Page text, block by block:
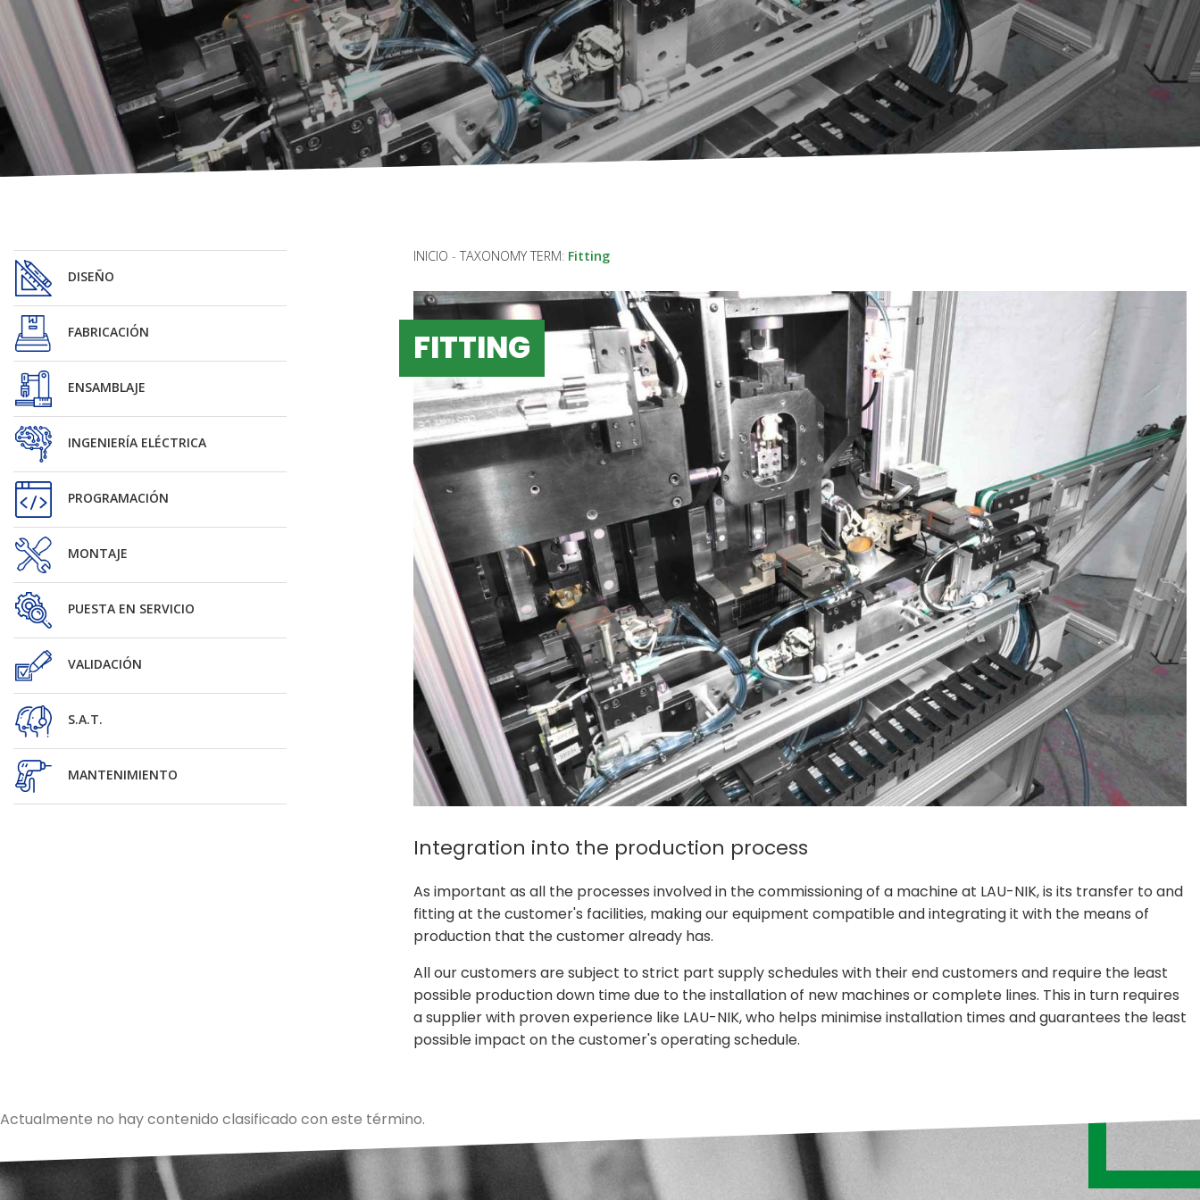
DISEÑO
FABRICACIÓN
ENSAMBLAJE
INGENIERÍA ELÉCTRICA
PROGRAMACIÓN
MONTAJE
PUESTA EN SERVICIO
VALIDACIÓN
S.A.T.
MANTENIMIENTO
INICIO -TAXONOMY TERM: Fitting
FITTING
Integration into the production process
As important as all the processes involved in the commissioning of a machine at LAU-NIK, is its transfer to and
fitting at the customer's facilities, making our equipment compatible and integrating it with the means of
production that the customer already has.
All our customers are subject to strict part supply schedules with their end customers and require the least
possible production down time due to the installation of new machines or complete lines. This in turn requires
a supplier with proven experience like LAU-NIK, who helps minimise installation times and guarantees the least
possible impact on the customer's operating schedule.
Actualmente no hay contenido clasificado con este término.